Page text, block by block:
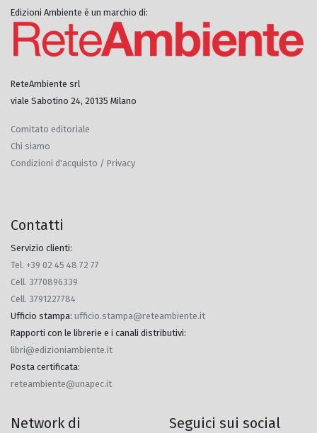
Edizioni Ambiente è un marchio di:
ReteAmbiente srl
viale Sabotino 24, 20135 Milano
Comitato editoriale
Chi siamo
Condizioni d'acquisto / Privacy
Contatti
Servizio clienti:
Tel. +39 02 45 48 72 77
Cell. 3770896339
Cell. 3791227784
Ufficio stampa: ufficio.stampa@reteambiente.it
Rapporti con le librerie e i canali distributivi:
libri@edizioniambiente.it
Posta certificata:
reteambiente@unapec.it
Network di
Seguici sui social